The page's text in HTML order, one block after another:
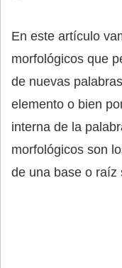
En este artículo
morfológicos que
de nuevas
elemento o bien
interna de la
morfológicos son
de una base o